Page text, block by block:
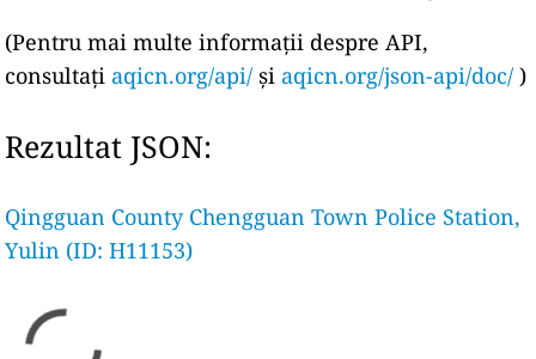
(Pentru mai multe informații despre API,
consultați aqicn.org/api/ și aqicn.org/json-api/doc/ )
Rezultat JSON:
Qingguan County Chengguan Town Police Station,
Yulin (ID: H11153)